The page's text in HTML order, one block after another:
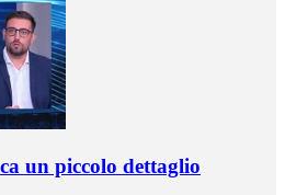
un piccolo dettaglio